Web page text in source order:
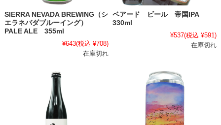
SIERRA NEVADA BREWING（シ
エラネバダブルーイング）
PALE ALE 355ml
¥643(税込 ¥708)
在庫切れ
ベアード ビール 帝国IPA
330ml
¥537(税込 ¥591)
在庫切れ